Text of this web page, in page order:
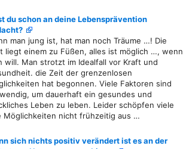
du schon an deine Lebensprävention
man jung ist, hat man noch Träume …! Die
liegt einem zu Füßen, alles ist möglich …, wenn
will. Man strotzt im Idealfall vor Kraft und
die Zeit der grenzenlosen
hat begonnen. Viele Faktoren sind
um dauerhaft ein gesundes und
Leben zu leben. Leider schöpfen viele
Möglichkeiten nicht frühzeitig aus …
sich nichts positiv verändert ist es an der